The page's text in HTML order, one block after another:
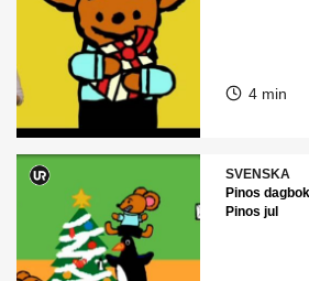
4 min
SVENSKA
Pinos
Pinos jul